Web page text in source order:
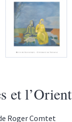
et l’Orient
RogerComtet